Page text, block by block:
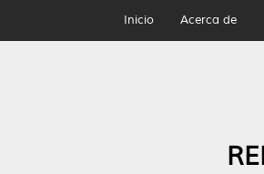
Inicio Acerca de